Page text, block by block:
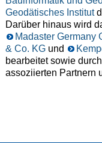
Geodätisches Institut
Darüber hinaus wird
Madaster Germany
& Co. KGund
bearbeitet sowie
assoziierten Partnern